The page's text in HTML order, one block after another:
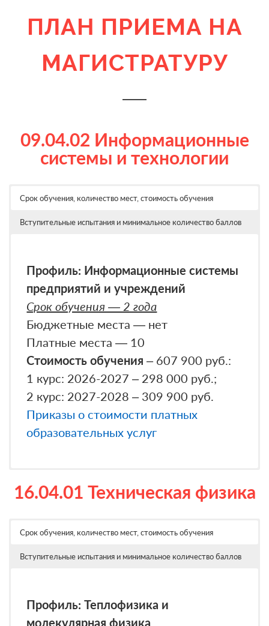
Перечень документов необходимых
для поступления
1. Паспорт РФ/Паспорт гражданина
иностранного государства с
связи с изменением фамилии/имени
(свидетельство о перемене имени,
свидетельство о заключении брака);
образовании(с приложением):
— Диплом о высшем образовании;
заверенным переводом;
4. СНИЛС (при наличии);
5. 6 фотографий размером 3*4 с
правым углом;
6. Документы, подтверждающие
индивидуальные достижения
поступающего, результаты которых
учитываются при приеме на обучение в
соответствии с Правилами приема
МАУ (предоставляются по усмотрению
инвалидность или ограниченные
создания особых условий во время
8. Документы, подтверждающие
пределах целевой квоты.
Способы подачи документов
— Лично в приемную комиссию — г.
Апатиты, ул. Лесная, 29
— Дистанционно через сервис
Прием лиц с ОВЗ
Целевое обучение
Индивидуальные достижения
Бланки заявлений и образцы их
заполнения
Бланк договора на оказание платных
образовательных услуг
ПЛАН ПРИЕМА НА
МАГИСТРАТУРУ
09.04.02 Информационные
системы и технологии
Срок обучения, количество мест, стоимость обучения
Вступительные испытания и минимальное количество баллов
Профиль: Информационные системы
предприятий и учреждений
Срок обучения — 2 года
Бюджетные места — нет
Платные места — 10
Стоимость обучения – 607 900 руб.:
1 курс: 2026-2027 – 298 000 руб.;
2 курс: 2027-2028 – 309 900 руб.
Приказы о стоимости платных
образовательных услуг
Вступительные испытания профильной
билетам — 61 балл
16.04.01 Техническая физика
Срок обучения, количество мест, стоимость обучения
Вступительные испытания и минимальное количество баллов
Профиль: Теплофизика и
молекулярная физика